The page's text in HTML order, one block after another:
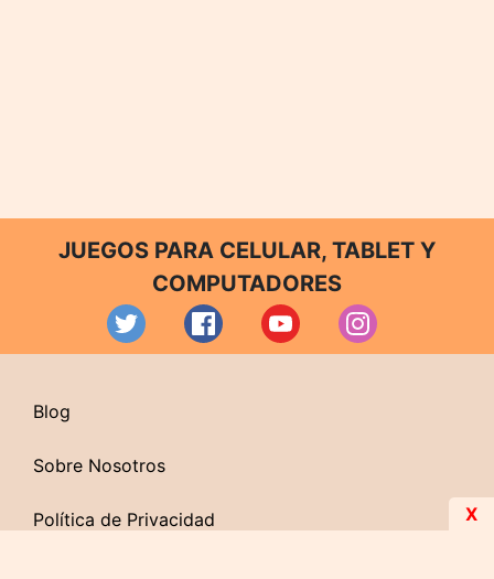
JUEGOS PARA CELULAR, TABLET Y
COMPUTADORES
Blog
Sobre Nosotros
Política de Privacidad X